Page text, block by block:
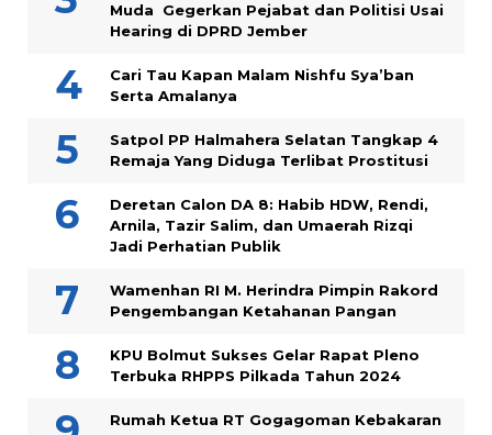
Muda Gegerkan Pejabat dan Politisi Usai
Hearing di DPRD Jember
Cari Tau Kapan Malam Nishfu Sya’ban
Serta Amalanya
Satpol PP Halmahera Selatan Tangkap 4
Remaja Yang Diduga Terlibat Prostitusi
Deretan Calon DA 8: Habib HDW, Rendi,
Arnila, Tazir Salim, dan Umaerah Rizqi
Jadi Perhatian Publik
Wamenhan RI M. Herindra Pimpin Rakord
Pengembangan Ketahanan Pangan
KPU Bolmut Sukses Gelar Rapat Pleno
Terbuka RHPPS Pilkada Tahun 2024
Rumah Ketua RT Gogagoman Kebakaran